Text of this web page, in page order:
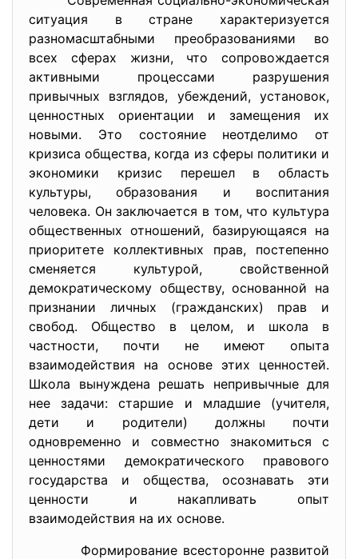
ситуация в стране характеризуется
разномасштабными преобразованиями во
всех сферах жизни, что сопровождается
активными процессами разрушения
привычных взглядов, убеждений, установок,
ценностных ориентации и замещения их
новыми. Это состояние неотделимо от
кризиса общества, когда из сферы политики и
экономики кризис перешел в область
культуры, образования и воспитания
человека. Он заключается в том, что культура
общественных отношений, базирующаяся на
приоритете коллективных прав, постепенно
сменяется культурой, свойственной
демократическому обществу, основанной на
признании личных (гражданских) прав и
свобод. Общество в целом, и школа в
частности, почти не имеют опыта
взаимодействия на основе этих ценностей.
Школа вынуждена решать непривычные для
нее задачи: старшие и младшие (учителя,
дети и родители) должны почти
одновременно и совместно знакомиться с
ценностями демократического правового
государства и общества, осознавать эти
ценности и накапливать опыт
взаимодействия на их основе.
Формирование всесторонне развитой